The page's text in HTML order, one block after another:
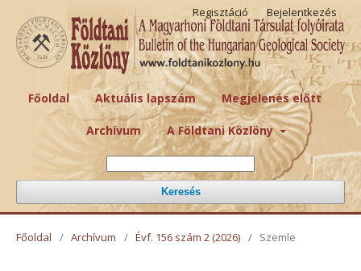
Főoldal Aktuális lapszám Megjelenés előtt
Archívum A Földtani Közlöny
Keresés
Regisztáció Bejelentkezés
Főoldal / Archívum / Évf. 156 szám 2 (2026) / Szemle